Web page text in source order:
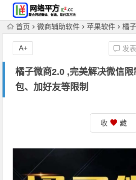
首页 微商辅助软件 苹果软件 橘子微
橘子微商2.0 ,完美解决微信
包、加好友等限制
发
A+
收 藏